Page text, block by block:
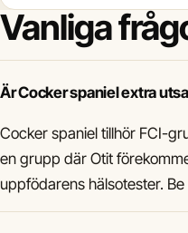
Vanliga
Är Cocker spaniel extra
Cocker spaniel tillhör FCI-
en grupp där Otit
uppfödarens hälsotester.